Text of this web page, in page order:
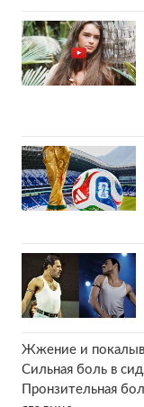
Жжение и
Сильная боль в
Пронзительная